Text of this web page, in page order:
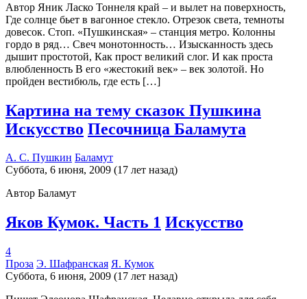
Автор Яник Ласко Тоннеля край – и вылет на поверхность,
Где солнце бьет в вагонное стекло. Отрезок света, темноты
довесок. Стоп. «Пушкинская» – станция метро. Колонны
гордо в ряд… Свеч монотонность… Изысканность здесь
дышит простотой, Как прост великий слог. И как проста
влюбленность В его «жестокий век» – век золотой. Но
пройден вестибюль, где есть […]
Картина на тему сказок Пушкина
Искусство Песочница Баламута
А. С. Пушкин Баламут
Суббота, 6 июня, 2009 (17 лет назад)
Автор Баламут
Яков Кумок. Часть 1 Искусство
4
Проза Э. Шафранская Я. Кумок
Суббота, 6 июня, 2009 (17 лет назад)